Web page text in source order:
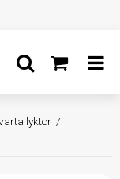
lyktor /